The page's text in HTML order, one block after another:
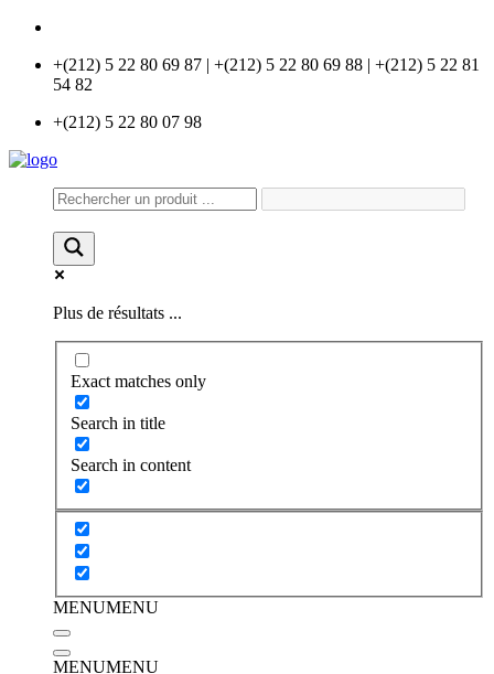
+(212) 5 22 80 69 87 | +(212) 5 22 80 69 88 | +(212) 5 22 81
54 82
+(212) 5 22 80 07 98
Plus de résultats ...
Exact matches only
Search in title
Search in content
MENUMENU
MENUMENU